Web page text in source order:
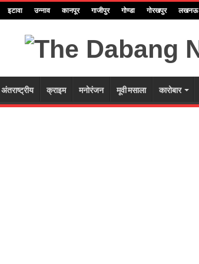
इटावा उन्नाव कानपूर गाजीपुर गोण्डा गोरखपुर लखनऊ
अंतराष्ट्रीय क्राइम मनोरंजन मूवी मसाला कारोबार